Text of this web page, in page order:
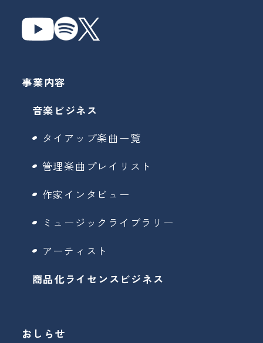
事業内容
音楽ビジネス
タイアップ楽曲一覧
管理楽曲プレイリスト
作家インタビュー
ミュージックライブラリー
アーティスト
商品化ライセンスビジネス
おしらせ